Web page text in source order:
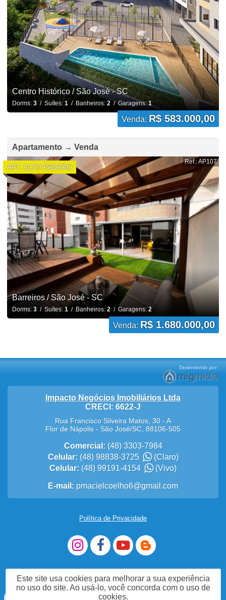
Centro Histórico / São José - SC
Dorms: 3/ Suítes: 1/ Banheiros: 2/ Garagens:1
Venda: R$ 583.000,00
Apartamento → Venda
APT. ALTO PADRÃO
Ref.: AP107
Barreiros / São José - SC
Dorms: 3/ Suítes:1 / Banheiros: 2 / Garagens: 2
Venda: R$ 1.680.000,00
Impacto Negócios Imobiliários Ltda
CRECI: 6622-J
Rua Francisco Silveira Matos, 30 - A
Flor de Nápolis - São José/SC 88106-505
Comercial: (48) 3303-7984
Celular: (48) 98838-3725
(Claro)
Celular: (48) 99191-4154 (Vivo)
E-mail: pmacielcoelho6@gmail.com
Política de Privacidade
Este site usa cookies para melhorar a sua experiência
no uso do site. Ao usá-lo, você concorda com o uso de
cookies.